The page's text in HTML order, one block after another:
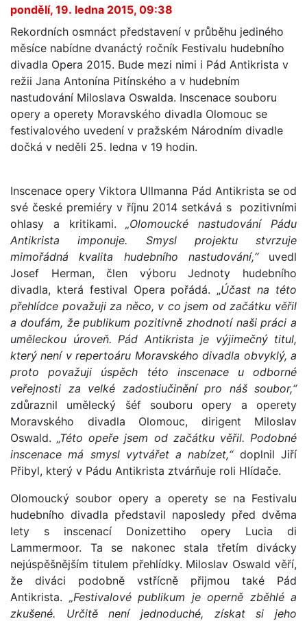
pondělí, 19. ledna 2015, 09:38
Rekordních osmnáct představení v průběhu jediného
měsíce nabídne dvanáctý ročník Festivalu hudebního
divadla Opera 2015. Bude mezi nimi i Pád Antikrista v
režii Jana Antonína Pitínského a v hudebním
nastudování Miloslava Oswalda. Inscenace souboru
opery a operety Moravského divadla Olomouc se
festivalového uvedení v pražském Národním divadle
dočká v neděli 25. ledna v 19 hodin.
Inscenace opery Viktora Ullmanna Pád Antikrista se od
své české premiéry v říjnu 2014 setkává s pozitivními
ohlasy a kritikami.„Olomoucké nastudování Pádu
Antikrista imponuje. Smysl projektu stvrzuje
mimořádná kvalita hudebního nastudování,“uvedl
Josef Herman, člen výboru Jednoty hudebního
divadla, která festival Opera pořádá. „Účast na této
přehlídce považuji za něco, v co jsem od začátku věřil
a doufám, že publikum pozitivně zhodnotí naši práci a
uměleckou úroveň. Pád Antikrista je výjimečný titul,
který není v repertoáru Moravského divadla obvyklý, a
proto považuji úspěch této inscenace u odborné
veřejnosti za velké zadostiučinění pro náš soubor,“
zdůraznil umělecký šéf souboru opery a operety
Moravského divadla Olomouc, dirigent Miloslav
Oswald.„Této opeře jsem od začátku věřil. Podobné
inscenace má smysl vytvářet a nabízet,“doplnil Jiří
Přibyl, který v Pádu Antikrista ztvárňuje roli Hlídače.
Olomoucký soubor opery a operety se na Festivalu
hudebního divadla představil naposledy před dvěma
lety s inscenací Donizettiho opery Lucia di
Lammermoor. Ta se nakonec stala třetím divácky
nejúspěšnějším titulem přehlídky. Miloslav Oswald věří,
že diváci podobně vstřícně přijmou také Pád
Antikrista. „Festivalové publikum je operně zběhlé a
zkušené. Určitě není jednoduché, získat si jeho